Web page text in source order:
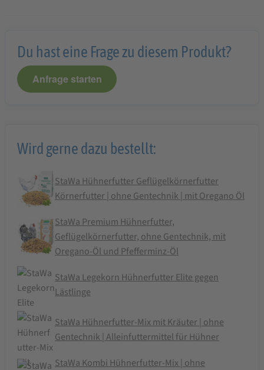
Du hast eine Frage zu diesem Produkt?
Anfrage starten
Wird gerne dazu bestellt:
StaWa Hühnerfutter Geflügelkörnerfutter
Körnerfutter | ohne Gentechnik | mit Oregano Öl
StaWa Premium Hühnerfutter,
Geflügelkörnerfutter, ohne Gentechnik, mit
Oregano-Öl und Pfefferminz-Öl
StaWa Legekorn Hühnerfutter Elite gegen
Lästlinge
StaWa Hühnerfutter-Mix mit Kräuter | ohne
Gentechnik | Alleinfuttermittel für Hühner
StaWa Kombi Hühnerfutter-Mix | ohne